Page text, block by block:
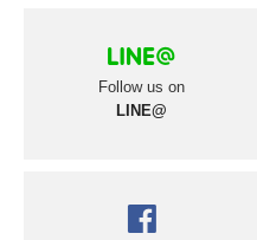
Follow us on
LINE@